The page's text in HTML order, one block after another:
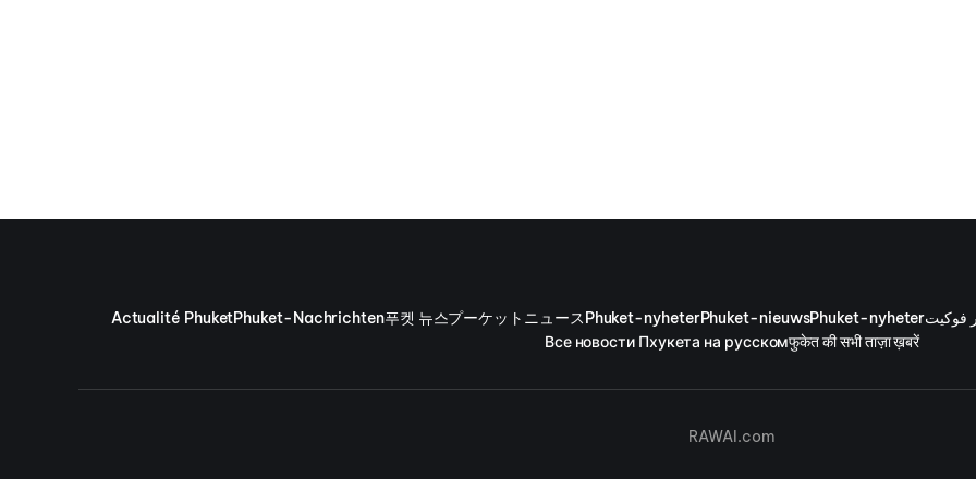
Actualité PhuketPhuket-Nachrichten푸켓 뉴스プーケットニュースPhuket-nyheterPhuket-nieuwsPhuket-nyheterفوكيت
Все новости Пхукета на русскомफुकेत की सभी ताज़ा ख़बरें
RAWAI.com